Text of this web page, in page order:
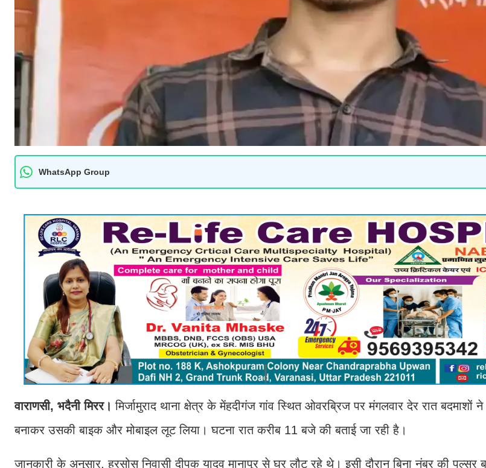
WhatsApp Group
वाराणसी, भदैनी मिरर। मिर्जामुराद थाना क्षेत्र के मेंहदीगंज गांव स्थित ओवरब्रिज पर मंगलवार देर रात बदमाशों
बनाकर उसकी बाइक और मोबाइल लूट लिया। घटना रात करीब 11 बजे की बताई जा रही है।
जानकारी के अनुसार, हरसोस निवासी दीपक यादव मानापुर से घर लौट रहे थे। इसी दौरान बिना नंबर की पल्सर